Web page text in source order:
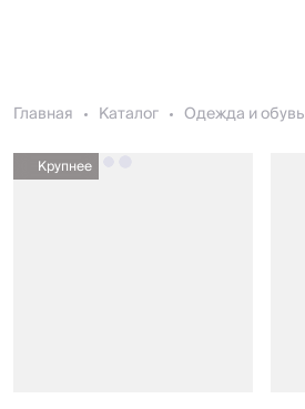
Главная Каталог Одежда и обувь
Крупнее